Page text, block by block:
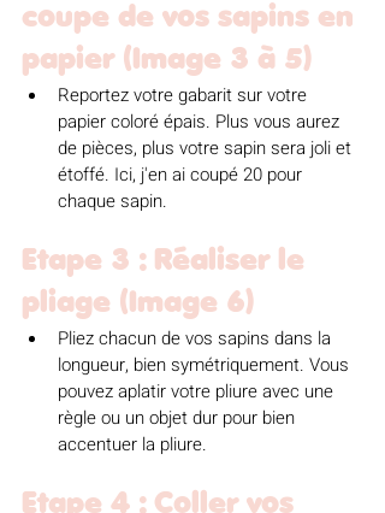
coupe de vos sapins en
papier (Image 3 à 5)
Reportez votre gabarit sur votre
papier coloré épais. Plus vous aurez
de pièces, plus votre sapin sera joli et
étoffé. Ici, j'en ai coupé 20 pour
chaque sapin.
Etape 3 : Réaliser le
pliage (Image 6)
Pliez chacun de vos sapins dans la
longueur, bien symétriquement. Vous
pouvez aplatir votre pliure avec une
règle ou un objet dur pour bien
accentuer la pliure.
Etape 4 : Coller vos